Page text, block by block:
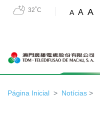
32˚C A A A
Página Inicial Notícias >